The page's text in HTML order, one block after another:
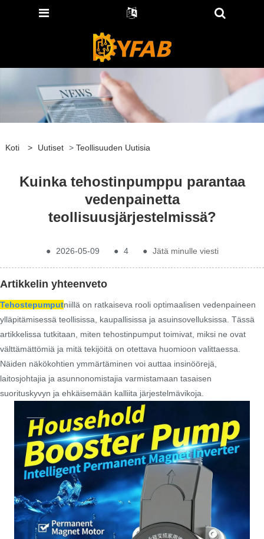
Koti > Uutiset > Teollisuuden Uutisia
Kuinka tehostinpumppu parantaa
vedenpainetta
teollisuusjärjestelmissä?
● 2026-05-09 ● 4 ● Jätä minulle viesti
Artikkelin yhteenveto
Tehostepumputniillä on ratkaiseva rooli optimaalisen vedenpaineen
ylläpitämisessä teollisissa, kaupallisissa ja asuinsovelluksissa. Tässä
artikkelissa tutkitaan, miten tehostinpumput toimivat, miksi ne ovat
välttämättömiä ja mitä tekijöitä on otettava huomioon valittaessa.
Näiden näkökohtien ymmärtäminen voi auttaa insinöörejä,
laitosjohtajia ja asunnonomistajia varmistamaan tasaisen
suorituskyvyn ja ehkäisemään kalliita järjestelmävikoja.